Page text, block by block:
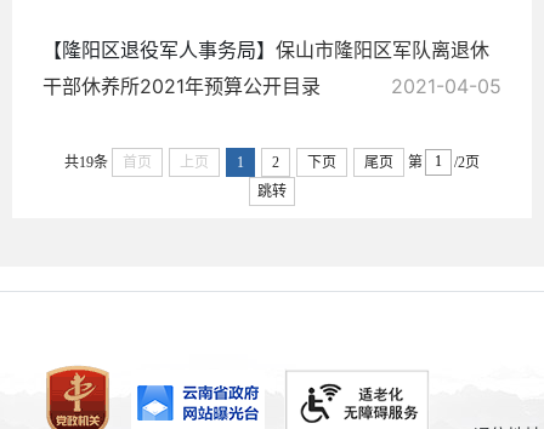
【隆阳区退役军人事务局】 保山市隆阳区军队离退休
干部休养所2021年预算公开目录
2021-04-05
共19条 首页 上页 1 2 下页 尾页 第
/2页
跳转